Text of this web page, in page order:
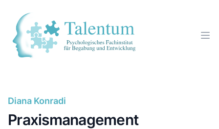
Diana Konradi
Praxismanagement